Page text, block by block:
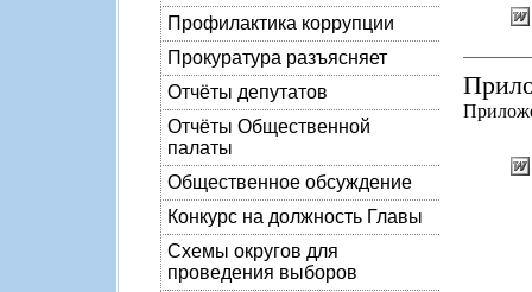
Профилактика коррупции
Прокуратура разъясняет
Отчёты депутатов
Отчёты Общественной
палаты
Общественное обсуждение
Конкурс на должность Главы
Схемы округов для
проведения выборов